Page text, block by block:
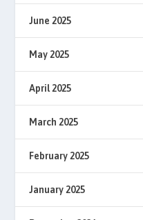
June 2025
May 2025
April 2025
March 2025
February 2025
January 2025